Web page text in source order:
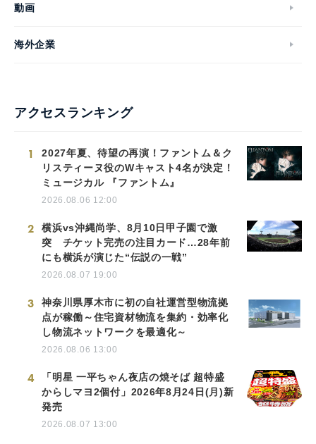
動画
海外企業
アクセスランキング
1
2027年夏、待望の再演！ファントム＆ク
リスティーヌ役のWキャスト4名が決定！
ミュージカル 『ファントム』
2026.08.06 12:00
2
横浜vs沖縄尚学、8月10日甲子園で激
突 チケット完売の注目カード…28年前
にも横浜が演じた“伝説の一戦”
2026.08.07 19:00
3
神奈川県厚木市に初の自社運営型物流拠
点が稼働～住宅資材物流を集約・効率化
し物流ネットワークを最適化～
2026.08.06 13:00
4
「明星 一平ちゃん夜店の焼そば 超特盛
からしマヨ2個付」2026年8月24日(月)新
発売
2026.08.07 13:00